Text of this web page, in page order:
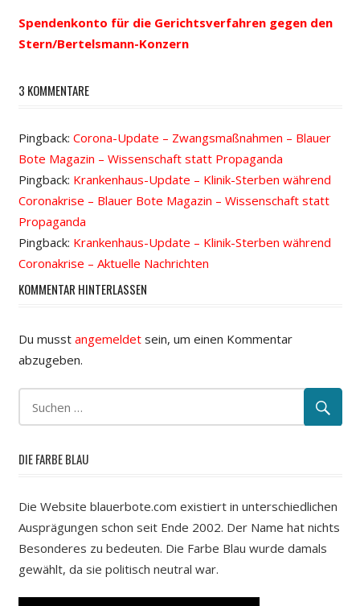
Spendenkonto für die Gerichtsverfahren gegen den
Stern/Bertelsmann-Konzern
3 KOMMENTARE
Pingback: Corona-Update – Zwangsmaßnahmen – Blauer
Bote Magazin – Wissenschaft statt Propaganda
Pingback: Krankenhaus-Update – Klinik-Sterben während
Coronakrise – Blauer Bote Magazin – Wissenschaft statt
Propaganda
Pingback: Krankenhaus-Update – Klinik-Sterben während
Coronakrise – Aktuelle Nachrichten
KOMMENTAR HINTERLASSEN
Du musst angemeldetsein, um einen Kommentar
abzugeben.
DIE FARBE BLAU
Die Website blauerbote.com existiert in unterschiedlichen
Ausprägungen schon seit Ende 2002. Der Name hat nichts
Besonderes zu bedeuten. Die Farbe Blau wurde damals
gewählt, da sie politisch neutral war.